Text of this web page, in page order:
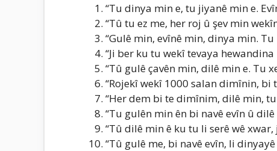
“Tu dinya min e, tu jiyanê min e.
“Tû tu ez me, her roj û şev min
“Gulê min, evînê min, dinya min.
“Ji ber ku tu wekî tevaya
“Tû gulê çavên min, dilê min e. Tu
“Rojekî wekî 1000 salan dimînin, bi
“Her dem bi te dimînim, dilê min,
“Tu gulên min ên bi navê evîn û dilê
“Tû dilê min ê ku tu li serê wê xwar,
“Tû gulê me, bi navê evîn, li